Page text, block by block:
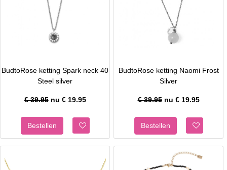
BudtoRose ketting Spark neck 40
Steel silver
€ 39.95nu € 19.95
BudtoRose ketting Naomi Frost
Silver
€ 39.95nu € 19.95